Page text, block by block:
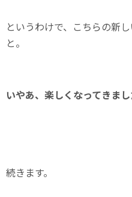
というわけで、こちらの新
と。
いやあ、楽しくなってきまし
続きます。